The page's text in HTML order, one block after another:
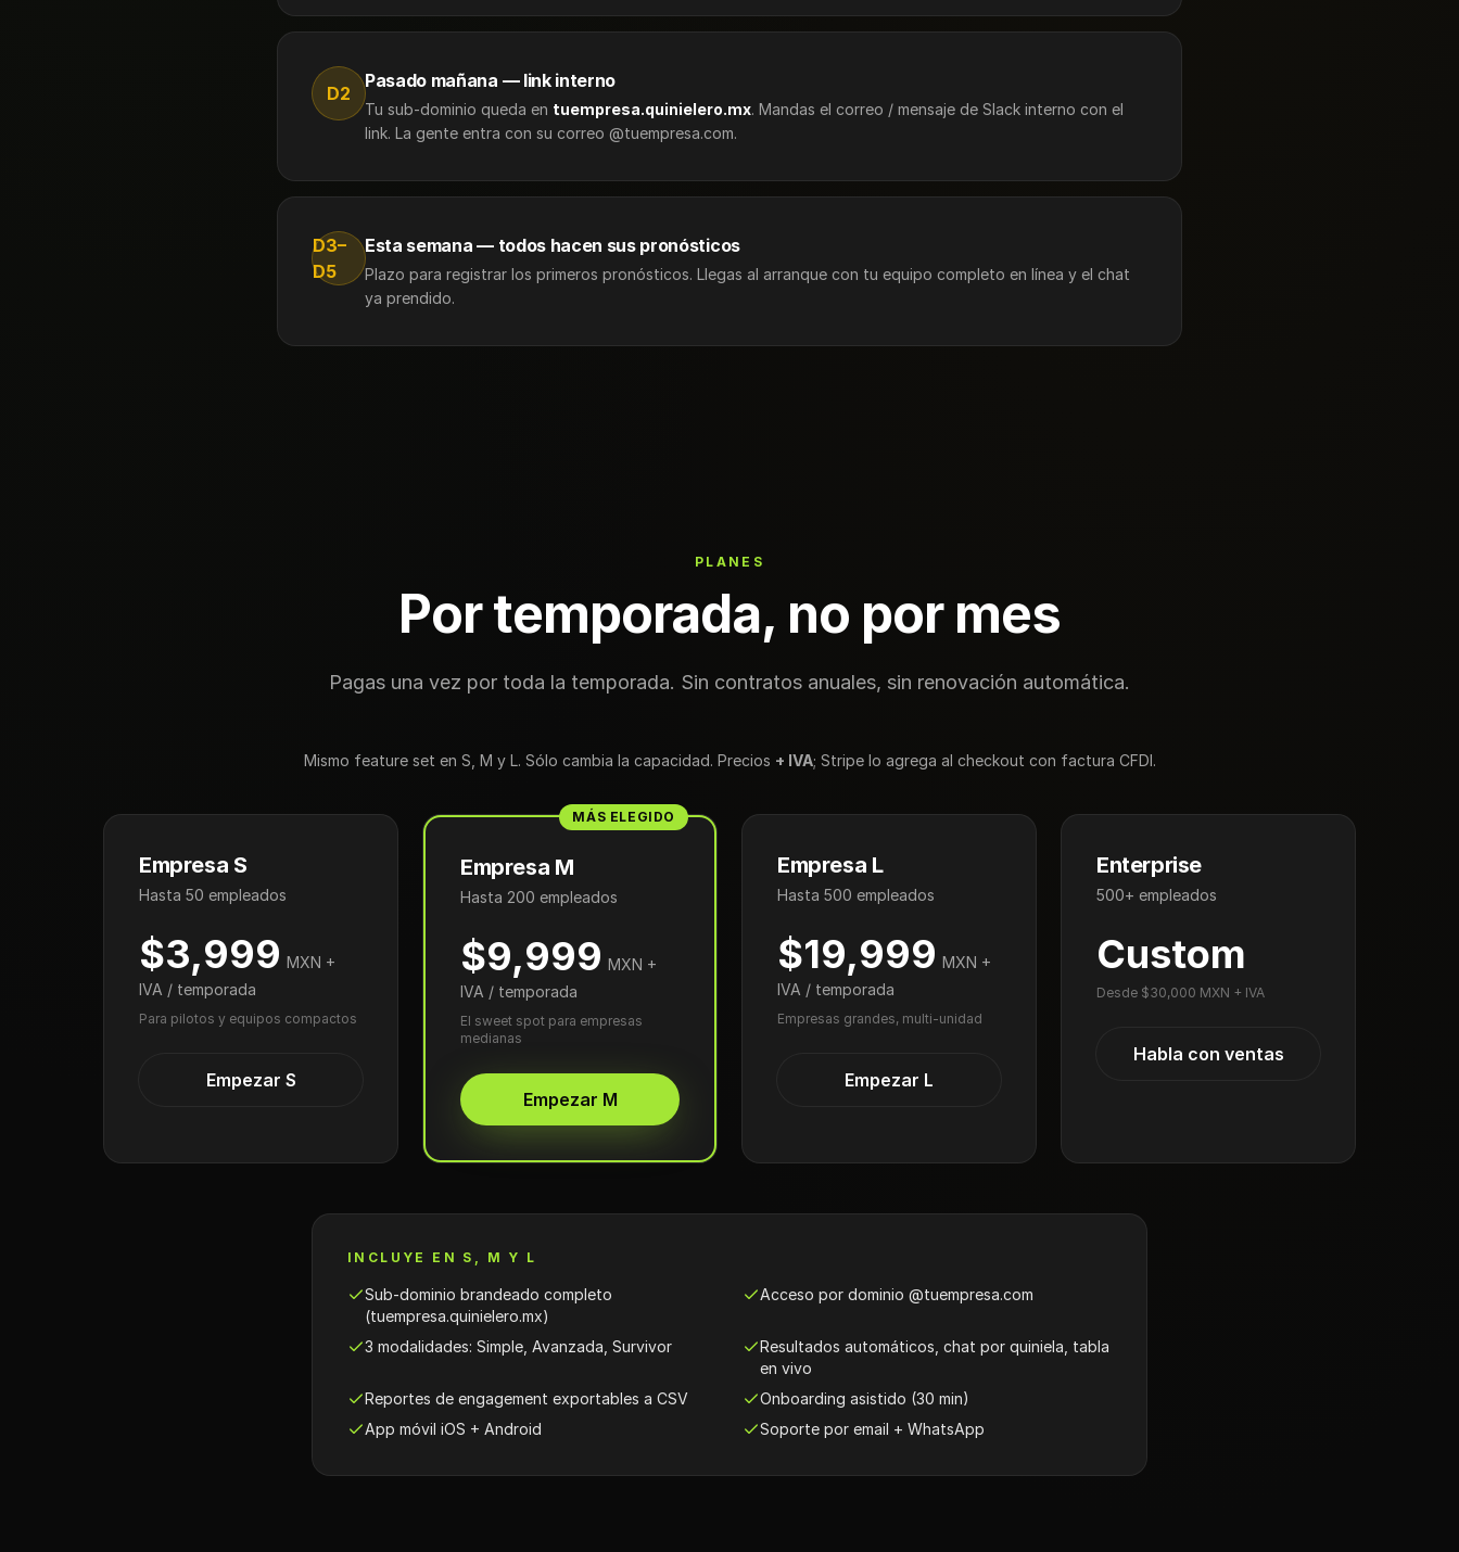
D2
Pasado mañana — link interno
Tu sub-dominio queda en tuempresa.quinielero.mx. Mandas el correo / mensaje de Slack interno con el
link. La gente entra con su correo @tuempresa.com.
D3–
D5
Esta semana — todos hacen sus pronósticos
Plazo para registrar los primeros pronósticos. Llegas al arranque con tu equipo completo en línea y el chat
ya prendido.
PLANES
Por temporada, no por mes
Pagas una vez por toda la temporada. Sin contratos anuales, sin renovación automática.
Mismo feature set en S, M y L. Sólo cambia la capacidad. Precios + IVA; Stripe lo agrega al checkout con factura CFDI.
Empresa S
Hasta 50 empleados
$3,999 MXN +
IVA / temporada
Para pilotos y equipos compactos
Empezar S
MÁS ELEGIDO
Empresa M
Hasta 200 empleados
$9,999 MXN +
IVA / temporada
El sweet spot para empresas
medianas
Empezar M
Empresa L
Hasta 500 empleados
$19,999 MXN +
IVA / temporada
Empresas grandes, multi-unidad
Empezar L
Enterprise
500+ empleados
Custom
Desde $30,000 MXN + IVA
Habla con ventas
INCLUYE EN S, M Y L
Sub-dominio brandeado completo
(tuempresa.quinielero.mx)
Acceso por dominio @tuempresa.com
3 modalidades: Simple, Avanzada, Survivor
Resultados automáticos, chat por quiniela, tabla
en vivo
Reportes de engagement exportables a CSV
Onboarding asistido (30 min)
App móvil iOS + Android
Soporte por email + WhatsApp